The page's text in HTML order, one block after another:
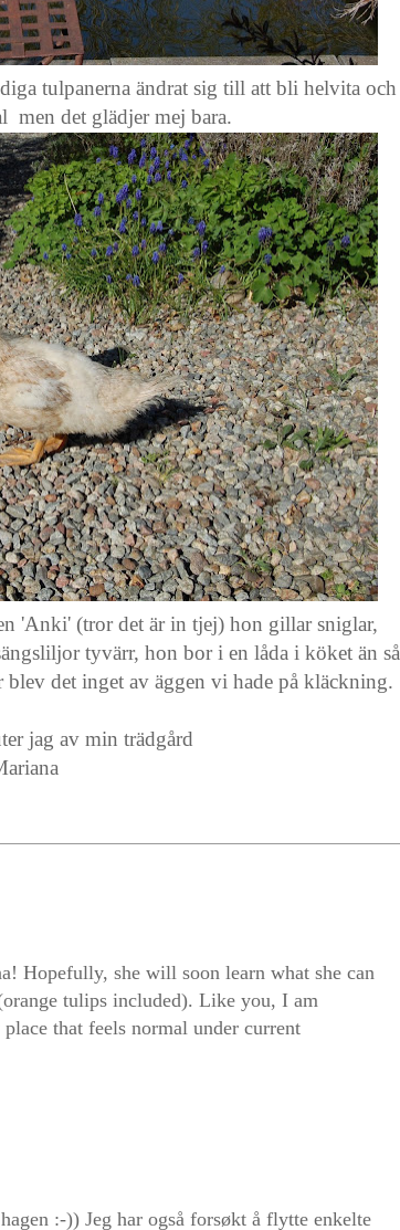
tulpanerna ändrat sig till att bli helvita och
men det glädjer mej bara.
'Anki' (tror det är in tjej) hon gillar sniglar,
tyvärr, hon bor i en låda i köket än så
det inget av äggen vi hade på kläckning.
jag av min trädgård
Hopefully, she will soon learn what she can
tulips included). Like you, I am
that feels normal under current
:-)) Jeg har også forsøkt å flytte enkelte